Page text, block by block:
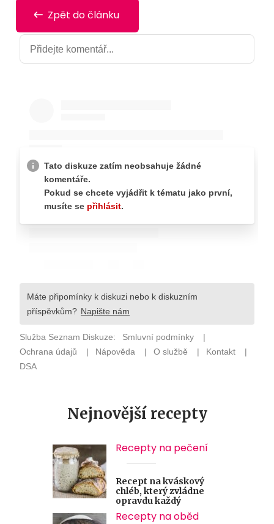
Zpět do článku
Nejnovější recepty
Recepty na pečení
Recept na kváskový
chléb, který zvládne
opravdu každý
Recepty na oběd